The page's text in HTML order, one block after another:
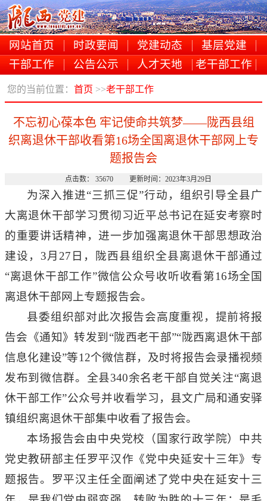
网站首页 时政要闻 党建动态
基层党建
干部工作
公告公示 人才天地 老干部工作
您的当前位置： 首页 >>老干部工作
不忘初心葆本色 牢记使命共筑梦——陇西县组
织离退休干部收看第16场全国离退休干部网上专
题报告会
点击数： 35670 更新时间：2023年3月29日
为深入推进“三抓三促”行动，组织引导全县广
大离退休干部学习贯彻习近平总书记在延安考察时
的重要讲话精神，进一步加强离退休干部思想政治
建设，3月27日，陇西县组织全县离退休干部通过
“离退休干部工作”微信公众号收听收看第16场全国
离退休干部网上专题报告会。
县委组织部对此次报告会高度重视，提前将报
告会《通知》转发到 “陇西老干部”“陇西离退休干部
信息化建设”等12个微信群，及时将报告会录播视频
发布到微信群。全县340余名老干部自觉关注“离退
休干部工作”公众号并收看学习，县文广局和通安驿
镇组织离退休干部集中收看了报告会。
本场报告会由中央党校（国家行政学院）中共
党史教研部主任罗平汉作《党中央延安十三年》专
题报告。罗平汉主任全面阐述了党中央在延安十三